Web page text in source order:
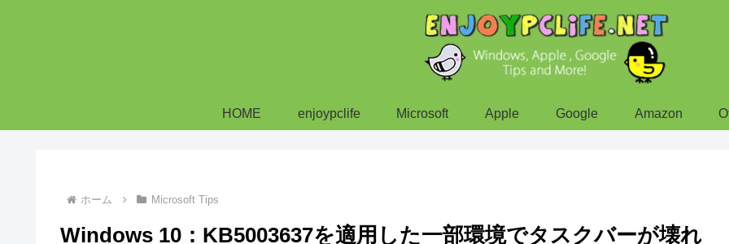
HOME enjoypclife Microsoft Apple Google Amazon
ホーム Microsoft Tips
Windows 10：KB5003637を適用した一部環境でタスクバーが壊れ